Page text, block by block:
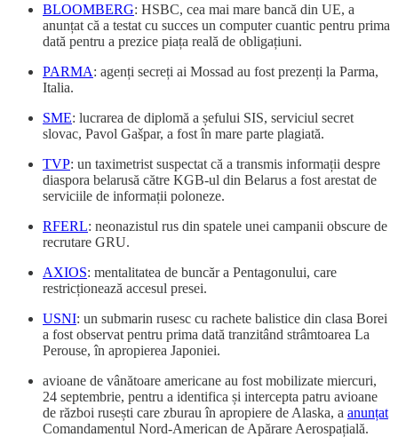
BLOOMBERG: HSBC, cea mai mare bancă din UE, a
anunțat că a testat cu succes un computer cuantic pentru prima
dată pentru a prezice piața reală de obligațiuni.
PARMA: agenți secreți ai Mossad au fost prezenți la Parma,
Italia.
SME: lucrarea de diplomă a șefului SIS, serviciul secret
slovac, Pavol Gašpar, a fost în mare parte plagiată.
TVP: un taximetrist suspectat că a transmis informații despre
diaspora belarusă către KGB-ul din Belarus a fost arestat de
serviciile de informații poloneze.
RFERL: neonazistul rus din spatele unei campanii obscure de
recrutare GRU.
AXIOS: mentalitatea de buncăr a Pentagonului, care
restricționează accesul presei.
USNI: un submarin rusesc cu rachete balistice din clasa Borei
a fost observat pentru prima dată tranzitând strâmtoarea La
Perouse, în apropierea Japoniei.
avioane de vânătoare americane au fost mobilizate miercuri,
24 septembrie, pentru a identifica și intercepta patru avioane
de război rusești care zburau în apropiere de Alaska, a anunțat
Comandamentul Nord-American de Apărare Aerospațială.